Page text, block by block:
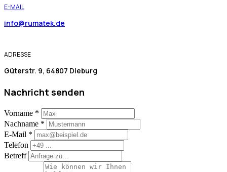
E-MAIL
info@rumatek.de
ADRESSE
Güterstr. 9, 64807 Dieburg
Nachricht senden
Vorname *
Nachname *
E-Mail *
Telefon
Betreff